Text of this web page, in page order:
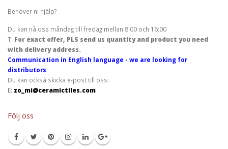
Behöver ni hjälp?
Du kan nå oss måndag till fredag mellan 8:00 och 16:00
T: For exact offer, PLS send us quantity and product you need
with delivery address.
Communication in English language - we are looking for
distributors
Du kan också skicka e-post till oss:
E: zo_mi@ceramictiles.com
Följ oss